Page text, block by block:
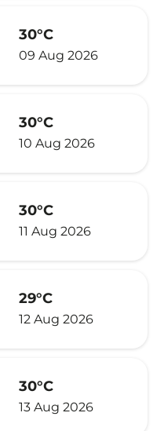
30°C
09 Aug 2026
30°C
10 Aug 2026
30°C
11 Aug 2026
29°C
12 Aug 2026
30°C
13 Aug 2026